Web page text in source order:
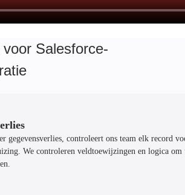
Salesforce-
gegevensverlies, controleert ons team elk record
We controleren veldtoewijzingen en logica om